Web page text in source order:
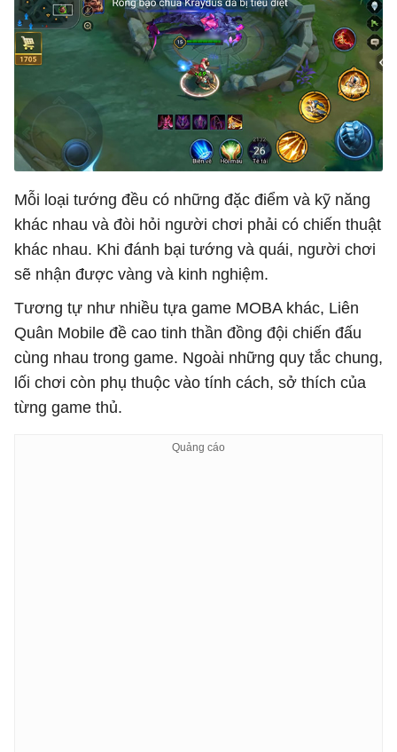
Mỗi loại tướng đều có những đặc điểm và kỹ năng
khác nhau và đòi hỏi người chơi phải có chiến thuật
khác nhau. Khi đánh bại tướng và quái, người chơi
sẽ nhận được vàng và kinh nghiệm.
Tương tự như nhiều tựa game MOBA khác, Liên
Quân Mobile đề cao tinh thần đồng đội chiến đấu
cùng nhau trong game. Ngoài những quy tắc chung,
lối chơi còn phụ thuộc vào tính cách, sở thích của
từng game thủ.